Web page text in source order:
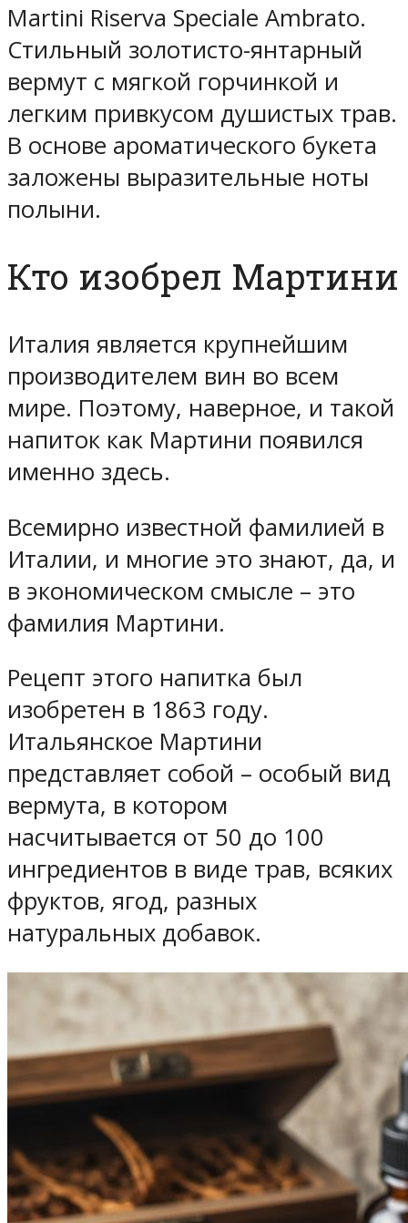
Martini Riserva Speciale Ambrato.
Стильный золотисто-янтарный
вермут с мягкой горчинкой и
легким привкусом душистых трав.
В основе ароматического букета
заложены выразительные ноты
полыни.
Кто изобрел Мартини
Италия является крупнейшим
производителем вин во всем
мире. Поэтому, наверное, и такой
напиток как Мартини появился
именно здесь.
Всемирно известной фамилией в
Италии, и многие это знают, да, и
в экономическом смысле – это
фамилия Мартини.
Рецепт этого напитка был
изобретен в 1863 году.
Итальянское Мартини
представляет собой – особый вид
вермута, в котором
насчитывается от 50 до 100
ингредиентов в виде трав, всяких
фруктов, ягод, разных
натуральных добавок.